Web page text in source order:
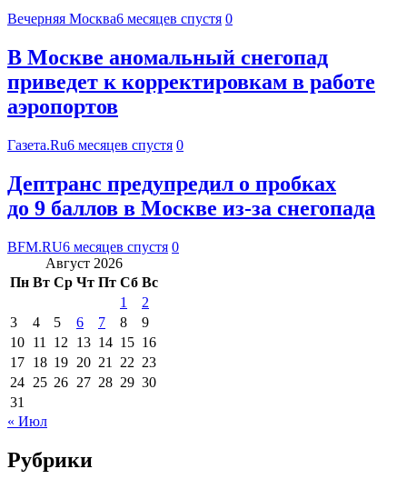
Вечерняя Москва6 месяцев спустя 0
В Москве аномальный снегопад
приведет к корректировкам в работе
аэропортов
Газета.Ru6 месяцев спустя 0
Дептранс предупредил о пробках
до 9 баллов в Москве из-за снегопада
BFM.RU6 месяцев спустя 0
Август 2026
Пн Вт Ср Чт Пт Сб Вс
1
2
3
4 5 6 7 8
9
10 11 12 13 14 15 16
17 18 19 20 21 22 23
24 25 26 27 28 29 30
31
« Июл
Рубрики